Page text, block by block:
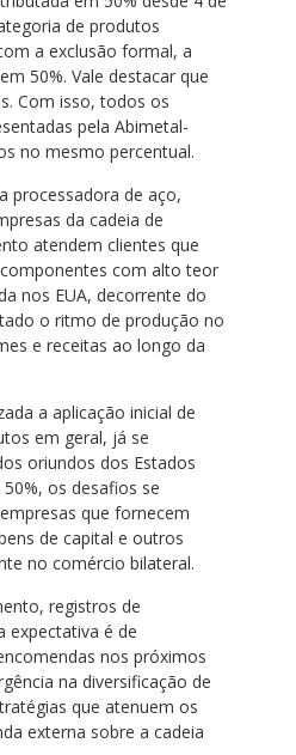
de produtos
a exclusão formal, a
50%. Vale destacar que
Com isso, todos os
pela Abimetal-
no mesmo percentual.
processadora de aço,
da cadeia de
atendem clientes que
com alto teor
nos EUA, decorrente do
o ritmo de produção no
e receitas ao longo da
a aplicação inicial de
em geral, já se
oriundos dos Estados
os desafios se
que fornecem
de capital e outros
no comércio bilateral.
registros de
expectativa é de
nos próximos
na diversificação de
que atenuem os
externa sobre a cadeia